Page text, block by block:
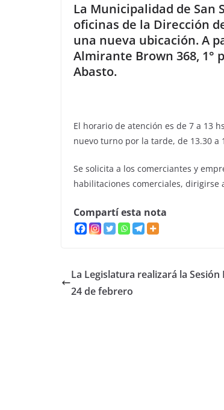
La Municipalidad de San
oficinas de la Dirección
una nueva ubicación. A
Almirante Brown 368, 1°
Abasto.
El horario de atención es de 7 a 13
nuevo turno por la tarde, de 13.30 a
Se solicita a los comerciantes y
habilitaciones comerciales, dirigirse
Compartí esta nota
La Legislatura realizará la
24 de febrero